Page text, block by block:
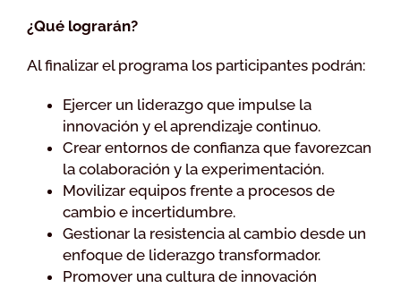
¿Qué lograrán?
Al finalizar el programa los participantes podrán:
Ejercer un liderazgo que impulse la
innovación y el aprendizaje continuo.
Crear entornos de confianza que favorezcan
la colaboración y la experimentación.
Movilizar equipos frente a procesos de
cambio e incertidumbre.
Gestionar la resistencia al cambio desde un
enfoque de liderazgo transformador.
Promover una cultura de innovación